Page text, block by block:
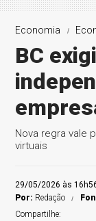
Economia
BC
Nova regra vale
virtuais
29/05/2026 às
Por: Redação
Compartilhe: